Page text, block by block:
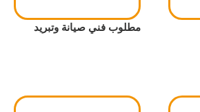
مطلوب فني صيانة وتبريد